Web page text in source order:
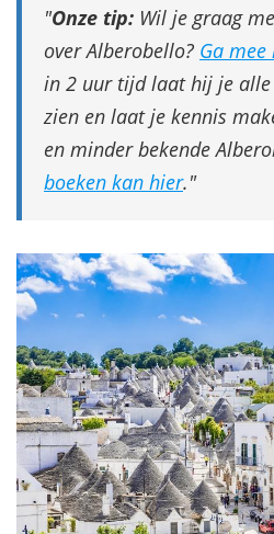
Onze tip: Wil je graag
over Alberobello? Ga
in 2 uur tijd laat hij je alle
zien en laat je kennis
en minder bekende
boeken kan hier.